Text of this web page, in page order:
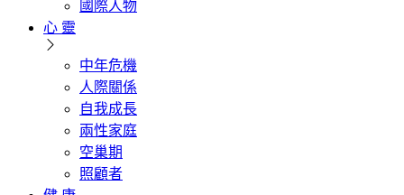
國際人物
心 靈
中年危機
人際關係
自我成長
兩性家庭
空巢期
照顧者